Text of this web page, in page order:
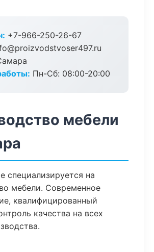
+7-966-250-26-67
Пн-Сб: 08:00-20:00
мебели
специализируется на
мебели. Современное
квалифицированный
качества на всех